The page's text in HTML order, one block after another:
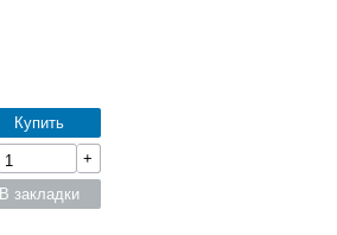
Купить
+
В закладки